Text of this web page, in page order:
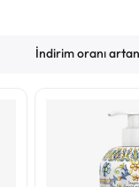
İndirim oranı artan